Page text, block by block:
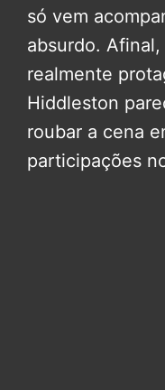
só vem
absurdo.
realmente
Hiddleston
roubar a cena
participações